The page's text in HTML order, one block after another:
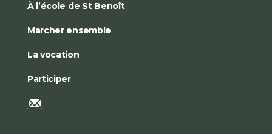
À l’école de St Benoît
Marcher ensemble
La vocation
Participer